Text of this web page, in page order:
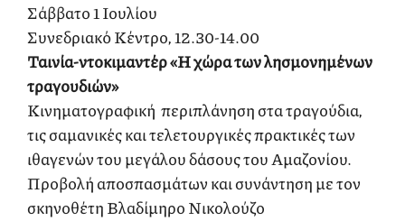
Σάββατο 1 Ιουλίου
Συνεδριακό Κέντρο, 12.30-14.00
Ταινία-ντοκιμαντέρ «Η χώρα των λησμονημένων
τραγουδιών»
Κινηματογραφική περιπλάνηση στα τραγούδια,
τις σαμανικές και τελετουργικές πρακτικές των
ιθαγενών του μεγάλου δάσους του Αμαζονίου.
Προβολή αποσπασμάτων και συνάντηση με τον
σκηνοθέτη Βλαδίμηρο Νικολούζο